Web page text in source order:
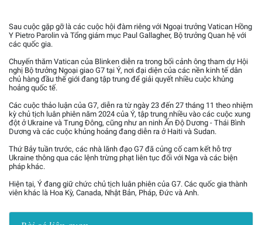
Sau cuộc gặp gỡ là các cuộc hội đàm riêng với Ngoại trưởng Vatican Hồng
Y Pietro Parolin và Tổng giám mục Paul Gallagher, Bộ trưởng Quan hệ với
các quốc gia.
Chuyến thăm Vatican của Blinken diễn ra trong bối cảnh ông tham dự Hội
nghị Bộ trưởng Ngoại giao G7 tại Ý, nơi đại diện của các nền kinh tế dân
chủ hàng đầu thế giới đang tập trung để giải quyết nhiều cuộc khủng
hoảng quốc tế.
Các cuộc thảo luận của G7, diễn ra từ ngày 23 đến 27 tháng 11 theo nhiệm
kỳ chủ tịch luân phiên năm 2024 của Ý, tập trung nhiều vào các cuộc xung
đột ở Ukraine và Trung Đông, cũng như an ninh Ấn Độ Dương - Thái Bình
Dương và các cuộc khủng hoảng đang diễn ra ở Haiti và Sudan.
Thứ Bảy tuần trước, các nhà lãnh đạo G7 đã củng cố cam kết hỗ trợ
Ukraine thông qua các lệnh trừng phạt liên tục đối với Nga và các biện
pháp khác.
Hiện tại, Ý đang giữ chức chủ tịch luân phiên của G7. Các quốc gia thành
viên khác là Hoa Kỳ, Canada, Nhật Bản, Pháp, Đức và Anh.